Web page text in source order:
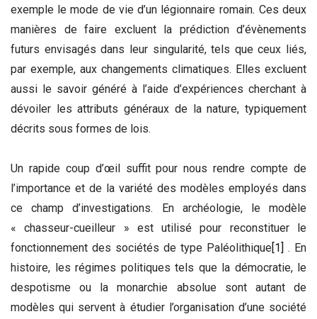
exemple le mode de vie d’un légionnaire romain. Ces deux
manières de faire excluent la prédiction d’évènements
futurs envisagés dans leur singularité, tels que ceux liés,
par exemple, aux changements climatiques. Elles excluent
aussi le savoir généré à l’aide d’expériences cherchant à
dévoiler les attributs généraux de la nature, typiquement
décrits sous formes de lois.
Un rapide coup d’œil suffit pour nous rendre compte de
l’importance et de la variété des modèles employés dans
ce champ d’investigations. En archéologie, le modèle
« chasseur-cueilleur » est utilisé pour reconstituer le
fonctionnement des sociétés de type Paléolithique[1] . En
histoire, les régimes politiques tels que la démocratie, le
despotisme ou la monarchie absolue sont autant de
modèles qui servent à étudier l’organisation d’une société